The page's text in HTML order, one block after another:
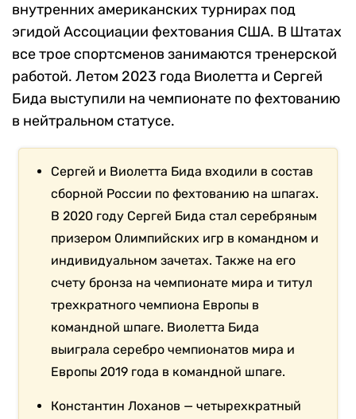
внутренних американских турнирах под
эгидой Ассоциации фехтования США. В Штатах
все трое спортсменов занимаются тренерской
работой. Летом 2023 года Виолетта и Сергей
Бида выступили на чемпионате по фехтованию
в нейтральном статусе.
Сергей и Виолетта Бида входили в состав
сборной России по фехтованию на шпагах.
В 2020 году Сергей Бида стал серебряным
призером Олимпийских игр в командном и
индивидуальном зачетах. Также на его
счету бронза на чемпионате мира и титул
трехкратного чемпиона Европы в
командной шпаге. Виолетта Бида
выиграла серебро чемпионатов мира и
Европы 2019 года в командной шпаге.
Константин Лоханов — четырехкратный